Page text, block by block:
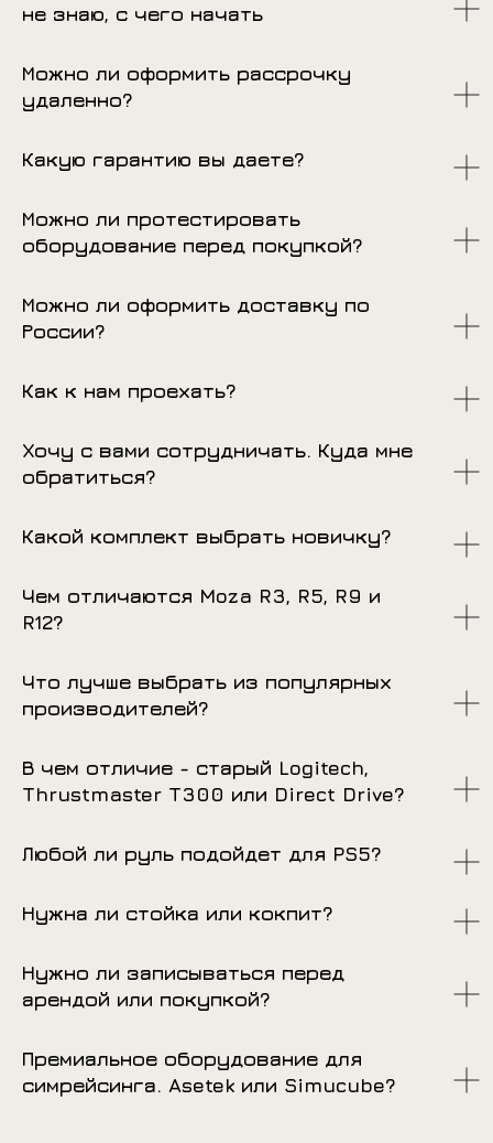
не знаю, с чего начать
Можно ли оформить рассрочку
удаленно?
Какую гарантию вы даете?
Можно ли протестировать
оборудование перед покупкой?
Можно ли оформить доставку по
России?
Как к нам проехать?
Хочу с вами сотрудничать. Куда мне
обратиться?
Какой комплект выбрать новичку?
Чем отличаются Moza R3, R5, R9 и
R12?
Что лучше выбрать из популярных
производителей?
В чем отличие - старый Logitech,
Thrustmaster T300 или Direct Drive?
Любой ли руль подойдет для PS5?
Нужна ли стойка или кокпит?
Нужно ли записываться перед
арендой или покупкой?
Премиальное оборудование для
симрейсинга. Asetek или Simucube?